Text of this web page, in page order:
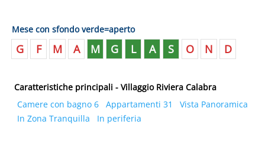
Mese con sfondo verde=aperto
G F M A M G L A S O N D
Caratteristiche principali - Villaggio Riviera Calabra
Camere con bagno 6
Appartamenti 31
Vista Panoramica
In Zona Tranquilla
In periferia